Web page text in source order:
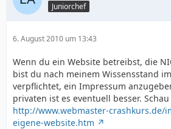
Juniorchef
6. August 2010 um 13:43
Wenn du ein Website betreibst, die
bist du nach meinem Wissensstand
verpflichtet, ein Impressum
privaten ist es eventuell besser.
http://www.webmaster-crashkurs.de/
eigene-website.htm